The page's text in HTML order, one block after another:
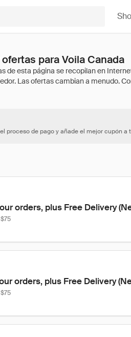
para Voila Canada
proceso de pago y añade el mejor cupón a
orders, plus Free Delivery
orders, plus Free Delivery